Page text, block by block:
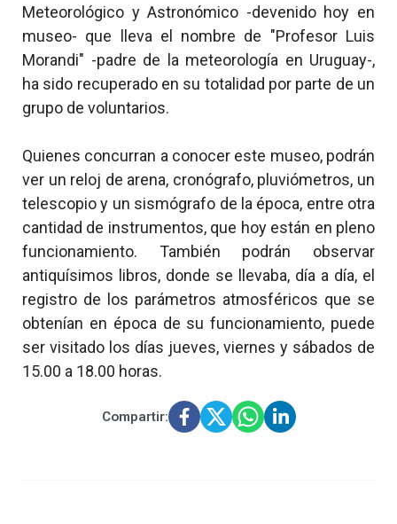
Meteorológico y Astronómico -devenido hoy en
museo- que lleva el nombre de "Profesor Luis
Morandi" -padre de la meteorología en Uruguay-,
ha sido recuperado en su totalidad por parte de un
grupo de voluntarios.
Quienes concurran a conocer este museo, podrán
ver un reloj de arena, cronógrafo, pluviómetros, un
telescopio y un sismógrafo de la época, entre otra
cantidad de instrumentos, que hoy están en pleno
funcionamiento. También podrán observar
antiquísimos libros, donde se llevaba, día a día, el
registro de los parámetros atmosféricos que se
obtenían en época de su funcionamiento, puede
ser visitado los días jueves, viernes y sábados de
15.00 a 18.00 horas.
Compartir: